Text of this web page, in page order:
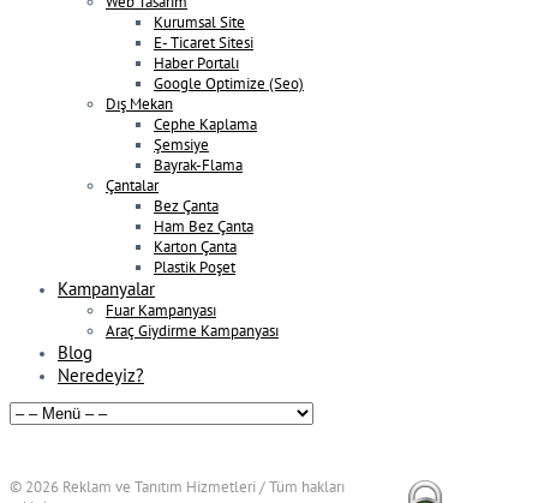
Kurumsal Site
E- Ticaret Sitesi
Haber Portalı
Google Optimize (Seo)
Dış Mekan
Cephe Kaplama
Şemsiye
Bayrak-Flama
Çantalar
Bez Çanta
Ham Bez Çanta
Karton Çanta
Plastik Poşet
Kampanyalar
Fuar Kampanyası
Araç Giydirme Kampanyası
Blog
Neredeyiz?
© 2026 Reklam ve Tanıtım Hizmetleri / Tüm hakları